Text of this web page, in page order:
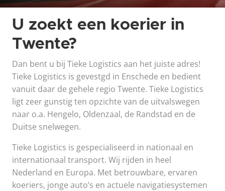
100% tevredenheid, ervaren
koeriers
Levering in Nederland en Europa
Betrouwbaarheid; Zekerheid in
transport
Levering van ieder formaat
pakket
U zoekt een koerier in
Twente?
Dan bent u bij Tieke Logistics aan het juiste adres!
Tieke Logistics is gevestgd in Enschede en bedient
vanuit daar de gehele regio Twente. Tieke Logistics
ligt zeer gunstig ten opzichte van de uitvalswegen
naar o.a. Hengelo, Oldenzaal, de Randstad en de
Duitse snelwegen.
Tieke Logistics is gespecialiseerd in nationaal en
internationaal transport. Wij rijden in heel
Nederland en Europa. Met betrouwbare, ervaren
koeriers, jonge auto’s en actuele navigatiesystemen